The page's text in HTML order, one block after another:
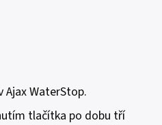
Ajax WaterStop.
tlačítka po dobu tří